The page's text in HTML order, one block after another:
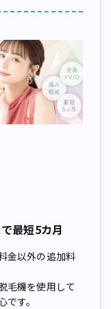
最短5カ月
金以外の追加料
毛機を使用して
す。